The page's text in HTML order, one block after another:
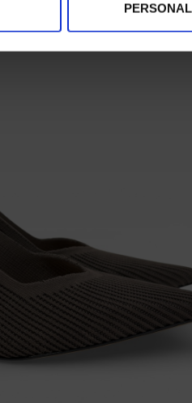
scansionandolo
informazioni sul modo in
e social media, i quali
dei loro servizi.